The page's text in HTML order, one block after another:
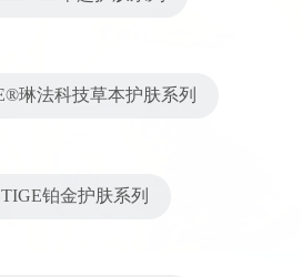
琳法科技草本护肤系列
铂金护肤系列